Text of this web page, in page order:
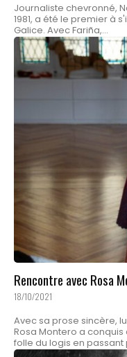
Journaliste chevronné,
1981, a été le premier à
Galice. Avec Fariña,...
Rencontre avec Rosa
18/10/2021
Avec sa prose sincère,
Rosa Montero a
folle du logis en passant